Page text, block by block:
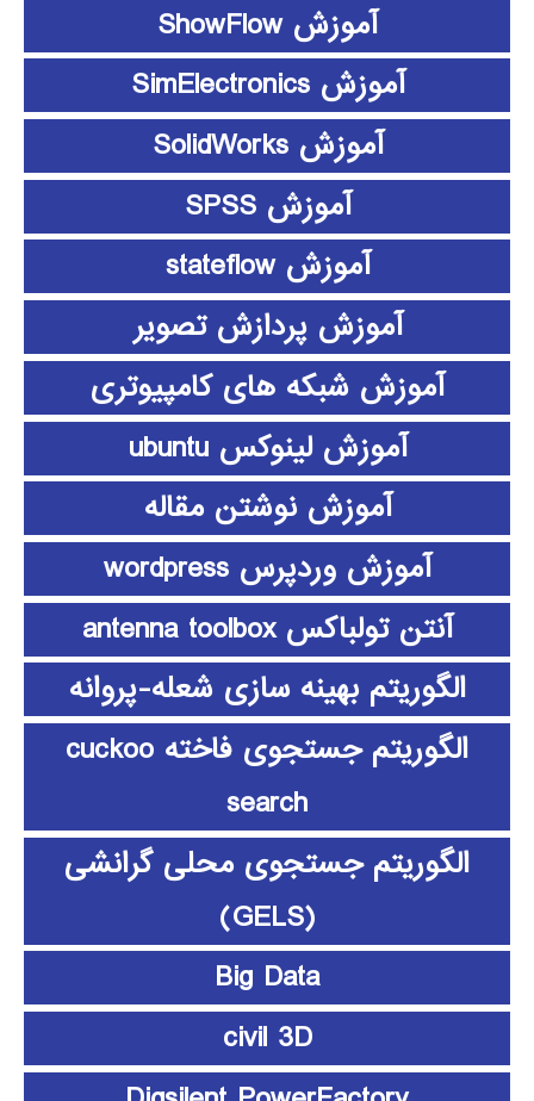
آموزش ShowFlow
آموزش SimElectronics
آموزش SolidWorks
آموزش SPSS
آموزش stateflow
آموزش پردازش تصویر
آموزش شبکه های کامپیوتری
آموزش لینوکس ubuntu
آموزش نوشتن مقاله
آموزش وردپرس wordpress
آنتن تولباکس antenna toolbox
الگوریتم بهینه سازی شعله-پروانه
الگوریتم جستجوی فاخته cuckoo
search
الگوریتم جستجوی محلی گرانشی
(GELS)
Big Data
civil 3D